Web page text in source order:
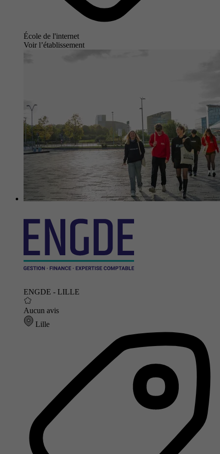
École de l'internet
Voir l’établissement
ENGDE - LILLE
Aucun avis
Lille